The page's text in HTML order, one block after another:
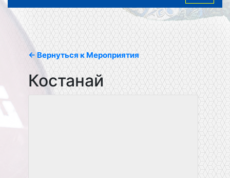
← Вернуться к Мероприятия
Костанай